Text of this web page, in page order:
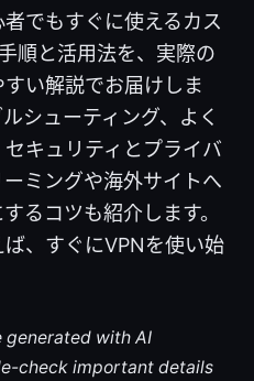
でもすぐに使えるカス
順と活用法を、実際の
い解説でお届けしま
シューティング、よく
キュリティとプライバ
ミングや海外サイトへ
るコツも紹介します。
、すぐにVPNを使い始
with AI
check important details